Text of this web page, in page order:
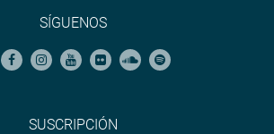
SÍGUENOS
SUSCRIPCIÓN